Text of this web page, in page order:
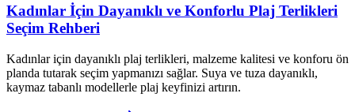
Kadınlar İçin Dayanıklı ve Konforlu Plaj Terlikleri
Seçim Rehberi
Kadınlar için dayanıklı plaj terlikleri, malzeme kalitesi ve konforu ön
planda tutarak seçim yapmanızı sağlar. Suya ve tuza dayanıklı,
kaymaz tabanlı modellerle plaj keyfinizi artırın.